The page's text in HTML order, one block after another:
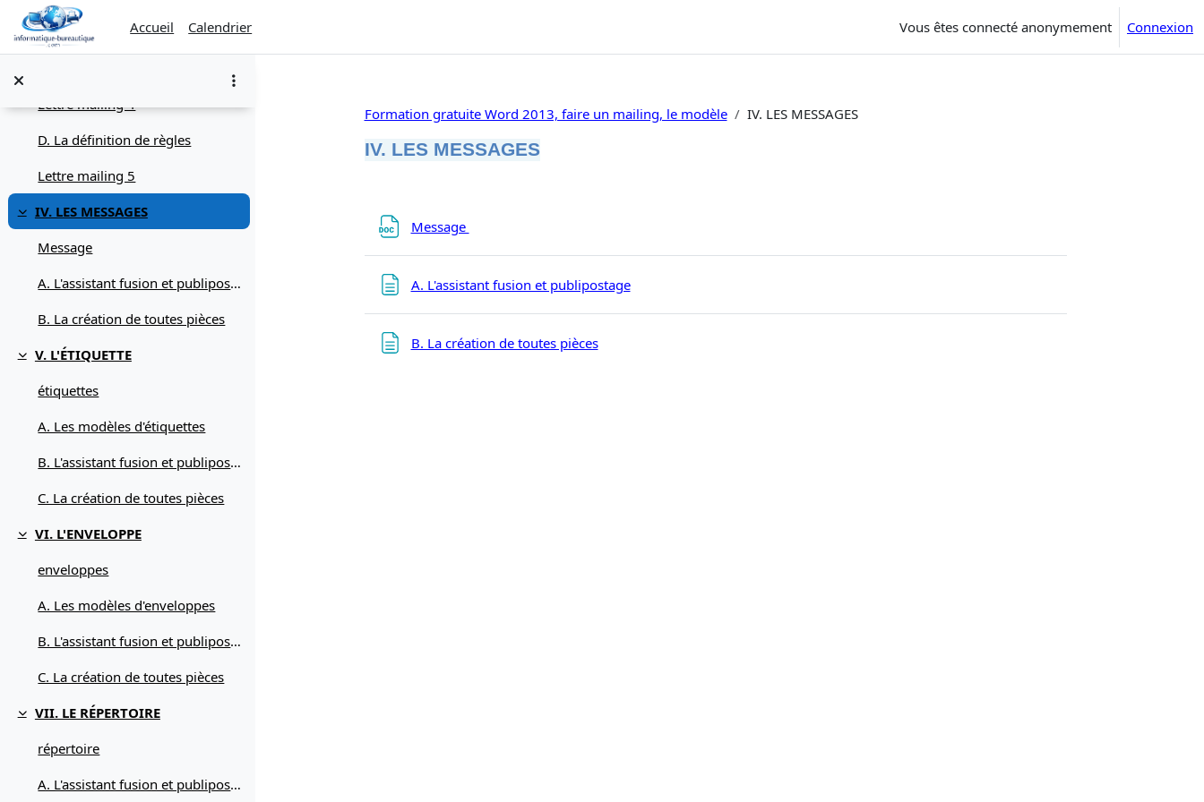
Passer au contenu principal
Accueil
Calendrier Vous êtes connecté anonymement Connexion
Lettre mailing 2
Lettre mailing 4
D. La définition de règles
Lettre mailing 5
Replier
IV. LES MESSAGES
Message
A. L'assistant fusion et publipostage
B. La création de toutes pièces
Replier
V. L'ÉTIQUETTE
étiquettes
A. Les modèles d'étiquettes
B. L'assistant fusion et publipostage
C. La création de toutes pièces
Replier
VI. L'ENVELOPPE
enveloppes
A. Les modèles d'enveloppes
B. L'assistant fusion et publipostage
C. La création de toutes pièces
Replier
VII. LE RÉPERTOIRE
répertoire
A. L'assistant fusion et publipostage
Formation gratuite Word 2013, faire un mailing, le modèle IV. LES MESSAGES
IV. LES MESSAGES
Message
A. L'assistant fusion et publipostagePage
B. La création de toutes piècesPage